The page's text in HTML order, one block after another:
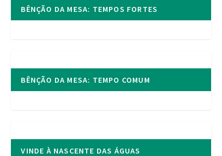
BÊNÇÃO DA MESA: TEMPOS FORTES
BÊNÇÃO DA MESA: TEMPO COMUM
VINDE À NASCENTE DAS ÁGUAS